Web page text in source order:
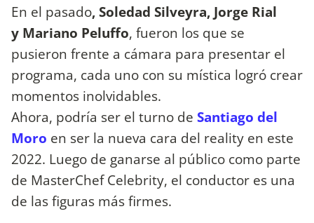
En el pasado, Soledad Silveyra, Jorge Rial
y Mariano Peluffo, fueron los que se
pusieron frente a cámara para presentar el
programa, cada uno con su mística logró crear
momentos inolvidables.
Ahora, podría ser el turno de Santiago del
Moro en ser la nueva cara del reality en este
2022. Luego de ganarse al público como parte
de MasterChef Celebrity, el conductor es una
de las figuras más firmes.